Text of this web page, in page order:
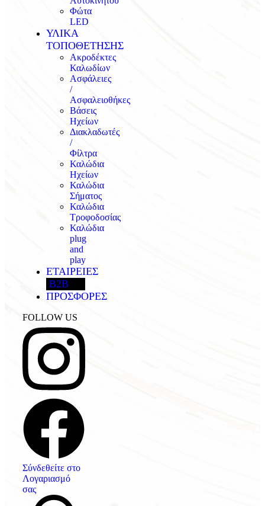
Φώτα
LED
ΥΛΙΚΑ
ΤΟΠΟΘΕΤΗΣΗΣ
Ακροδέκτες
Καλωδίων
Ασφάλειες
/
Ασφαλειοθήκες
Βάσεις
Ηχείων
Διακλαδωτές
/
Φίλτρα
Καλώδια
Ηχείων
Καλώδια
Σήματος
Καλώδια
Τροφοδοσίας
Καλώδια
plug
and
play
ΕΤΑΙΡΕΙΕΣ
B2B
ΠΡΟΣΦΟΡΕΣ
FOLLOW US
Σύνδεθείτε στο
Λογαριασμό
σας